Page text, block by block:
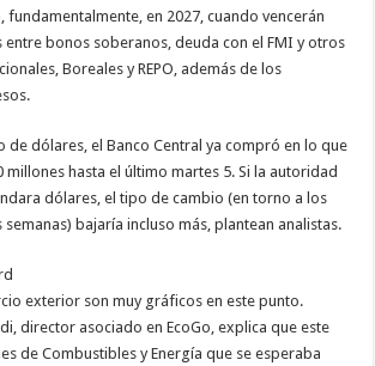
fundamentalmente, en 2027, cuando vencerán
entre bonos soberanos, deuda con el FMI y otros
Boreales y REPO, además de los
de dólares, el Banco Central ya compró en lo que
millones hasta el último martes 5. Si la autoridad
dólares, el tipo de cambio (en torno a los
semanas) bajaría incluso más, plantean analistas.
exterior son muy gráficos en este punto.
director asociado en EcoGo, explica que este
de Combustibles y Energía que se esperaba